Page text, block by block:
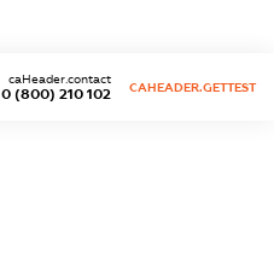
0 (800) 210 102
caHeader.contact
CAHEADER.GETTEST